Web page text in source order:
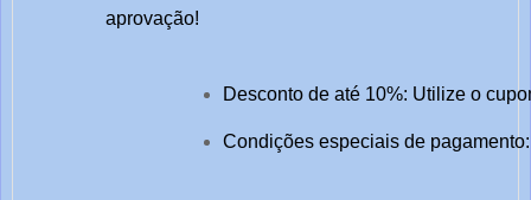
aprovação!
Desconto de até 10%: Utilize o
Condições especiais de